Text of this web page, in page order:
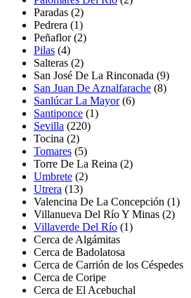
Paradas (2)
Pedrera (1)
Peñaflor(2)
Pilas (4)
Salteras (2)
San José De La Rinconada (9)
San Juan De Aznalfarache (8)
Sanlúcar La Mayor(6)
Santiponce (1)
Sevilla (220)
Tocina (2)
Tomares (5)
Torre De La Reina (2)
Umbrete (2)
Utrera (13)
Valencina De La Concepción (1)
Villanueva Del Río Y Minas (2)
Villaverde Del Río (1)
Cerca de Algámitas
Cerca de Badolatosa
Cerca de Carrión de los Céspedes
Cerca de Coripe
Cerca de El Acebuchal